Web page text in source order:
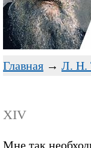
Главная → Л. Н.
XIV
Мне так